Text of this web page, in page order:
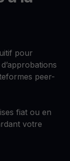
pour
peer-
fiat ou en
votre